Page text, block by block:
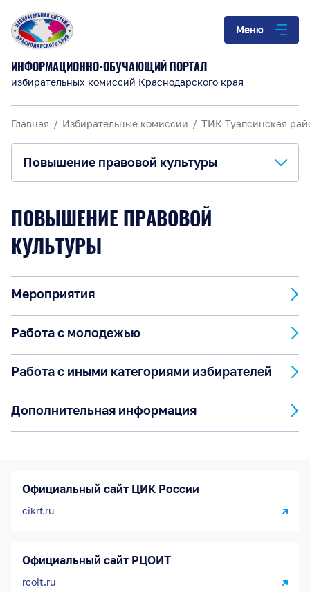
Меню
ИНФОРМАЦИОННО-ОБУЧАЮЩИЙ ПОРТАЛ
избирательных комиссий Краснодарского края
Главная Избирательные комиссии ТИК Туапсинская
Повышение правовой культуры
Повышение правовой культуры
ПОВЫШЕНИЕ ПРАВОВОЙ
КУЛЬТУРЫ
Мероприятия
Работа с молодежью
Работа с иными категориями избирателей
Дополнительная информация
Официальный сайт ЦИК России
cikrf.ru
Официальный сайт РЦОИТ
rcoit.ru